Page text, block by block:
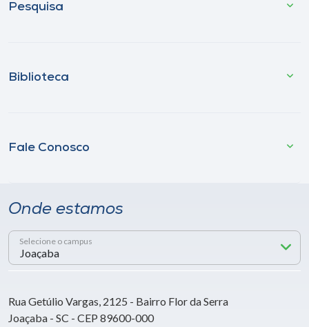
Pesquisa
Biblioteca
Fale Conosco
Onde estamos
Selecione o campus
Rua Getúlio Vargas, 2125 - Bairro Flor da Serra
Joaçaba - SC - CEP 89600-000